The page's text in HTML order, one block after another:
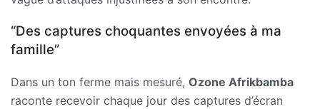
“Des captures choquantes envoyées à ma
famille”
Dans un ton ferme mais mesuré, Ozone Afrikbamba
raconte recevoir chaque jour des captures d’écran